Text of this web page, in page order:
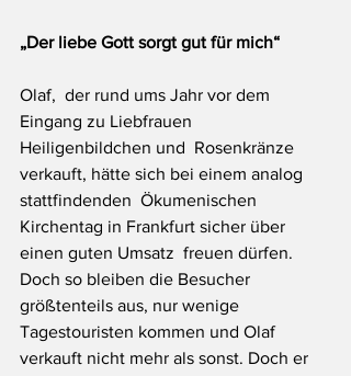
„Der liebe Gott sorgt gut für mich“
Olaf,  der rund ums Jahr vor dem
Eingang zu Liebfrauen
Heiligenbildchen und  Rosenkränze
verkauft, hätte sich bei einem analog
stattfindenden  Ökumenischen
Kirchentag in Frankfurt sicher über
einen guten Umsatz  freuen dürfen.
Doch so bleiben die Besucher
größtenteils aus, nur wenige
Tagestouristen kommen und Olaf
verkauft nicht mehr als sonst. Doch er